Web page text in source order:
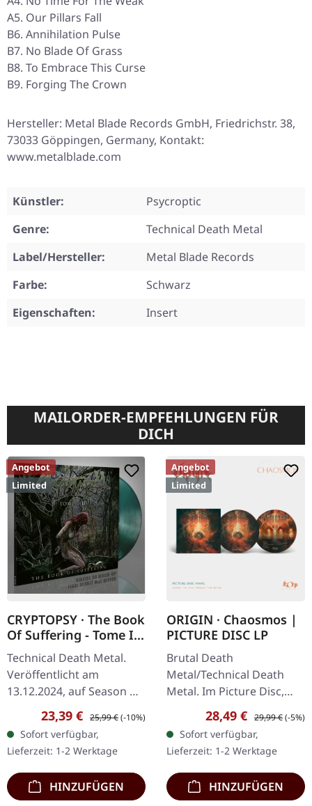
A5. Our Pillars Fall
B6. Annihilation Pulse
B7. No Blade Of Grass
B8. To Embrace This Curse
B9. Forging The Crown
Hersteller: Metal Blade Records GmbH, Friedrichstr. 38,
73033 Göppingen, Germany, Kontakt:
www.metalblade.com
Künstler:
Psycroptic
Genre:
Technical Death Metal
Label/Hersteller:
Metal Blade Records
Farbe:
Schwarz
Eigenschaften:
Insert
MAILORDER-EMPFEHLUNGEN FÜR
DICH
Angebot
Limited
CRYPTOPSY · The Book
Of Suffering - Tome I +
II | TRANSPARENT
GREEN LP
Technical Death Metal.
Veröffentlicht am
13.12.2024, auf Season Of
Mist. Transparente grüne
12" Vinyl (33 U/min) mit
'Tome I' auf Seite A und
'Tome…
Verkaufspreis:
23,39 € Regulärer Preis:
25,99 €(-10%)
Sofort verfügbar,
Lieferzeit: 1-2 Werktage
HINZUFÜGEN
Angebot
Limited
ORIGIN · Chaosmos |
PICTURE DISC LP
Brutal Death
Metal/Technical Death
Metal. Im Picture Disc,
veröffentlicht am
03.06.2022, auf Agonia
Records. Picture Disc
Vinyl im Gatefold-Cover.…
Verkaufspreis:
28,49 € Regulärer
29,99 €(-5%)
Sofort verfügbar,
Lieferzeit: 1-2 Werktage
HINZUFÜGEN